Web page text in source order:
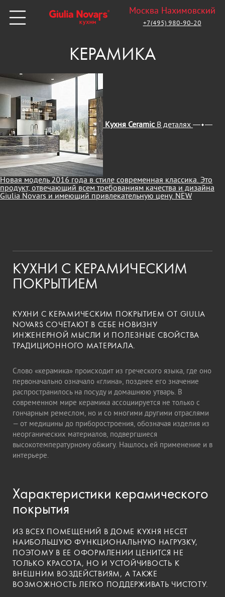
Москва Нахимовский
+7(495) 980-90-20
КЕРАМИКА
Кухня Ceramic В деталях
Новая модель 2016 года в стиле современная классика. Это
продукт, отвечающий всем требованиям качества и дизайна
Giulia Novars и имеющий привлекательную цену. NEW
КУХНИ С КЕРАМИЧЕСКИМ
ПОКРЫТИЕМ
КУХНИ С КЕРАМИЧЕСКИМ ПОКРЫТИЕМ ОТ GIULIA
NOVARS СОЧЕТАЮТ В СЕБЕ НОВИЗНУ
ИНЖЕНЕРНОЙ МЫСЛИ И ПОЛЕЗНЫЕ СВОЙСТВА
ТРАДИЦИОННОГО МАТЕРИАЛА.
Слово «керамика» происходит из греческого языка, где оно
первоначально означало «глина», позднее его значение
распространилось на посуду и домашнюю утварь. В
современном мире керамика ассоциируется не только с
гончарным ремеслом, но и со многими другими отраслями
— от медицины до приборостроения, обозначая изделия из
неорганических материалов, подвергшиеся
высокотемпературному обжигу. Нашлось ей применение и в
интерьере.
Характеристики керамического
покрытия
ИЗ ВСЕХ ПОМЕЩЕНИЙ В ДОМЕ КУХНЯ НЕСЕТ
НАИБОЛЬШУЮ ФУНКЦИОНАЛЬНУЮ НАГРУЗКУ,
ПОЭТОМУ В ЕЕ ОФОРМЛЕНИИ ЦЕНИТСЯ НЕ
ТОЛЬКО КРАСОТА, НО И УСТОЙЧИВОСТЬ К
ВНЕШНИМ ВОЗДЕЙСТВИЯМ, А ТАКЖЕ
ВОЗМОЖНОСТЬ ЛЕГКО ПОДДЕРЖИВАТЬ ЧИСТОТУ.